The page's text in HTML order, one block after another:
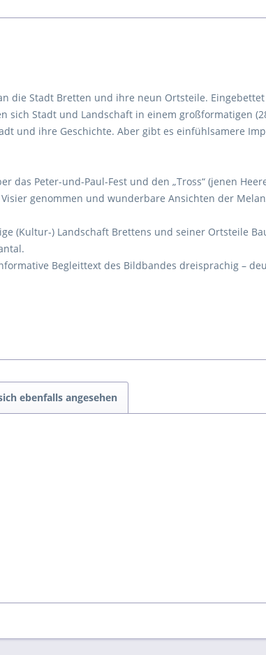
die Stadt Bretten und ihre neun Ortsteile.
Stadt und Landschaft in einem großformatigen
und ihre Geschichte. Aber gibt es einfühlsamere
das Peter-und-Paul-Fest und den „Tross“ (jenen
genommen und wunderbare Ansichten der
(Kultur-) Landschaft Brettens und seiner Ortsteile
Begleittext des Bildbandes dreisprachig –
ebenfalls angesehen